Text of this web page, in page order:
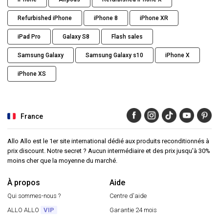
Refurbished iPhone iPhone 8 iPhone XR
iPad Pro Galaxy S8 Flash sales
Samsung Galaxy Samsung Galaxy s10 iPhone X
iPhone XS
France
Allo Allo est le 1er site international dédié aux produits reconditionnés à
prix discount. Notre secret ? Aucun intermédiaire et des prix jusqu'à 30%
moins cher que la moyenne du marché.
À propos
Qui sommes-nous ?
ALLO ALLO
VIP
Aide
Centre d'aide
Garantie 24 mois